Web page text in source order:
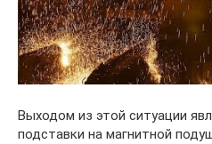
Выходом из этой ситуации
подставки на магнитной